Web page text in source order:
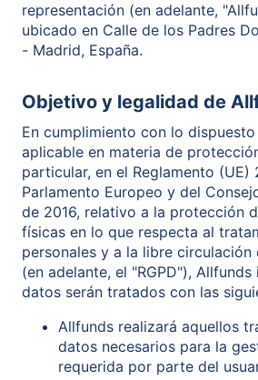
representación (en adelante,
ubicado en Calle de los Padres
- Madrid, España.
Objetivo y legalidad de
En cumplimiento con lo
aplicable en materia de
particular, en el Reglamento (UE)
Parlamento Europeo y del
de 2016, relativo a la protección
físicas en lo que respecta al
personales y a la libre circulación
(en adelante, el "RGPD"),
datos serán tratados con las
Allfunds realizará aquellos
datos necesarios para la
requerida por parte del